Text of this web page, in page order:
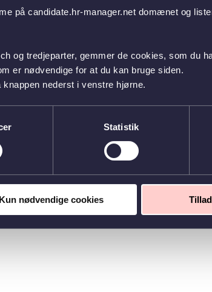
på candidate.hr-manager.net domænet og
og tredjeparter, gemmer de cookies, som du
er nødvendige for at du kan bruge siden.
nederst i venstre hjørne.
Statistik
Kun nødvendige cookies